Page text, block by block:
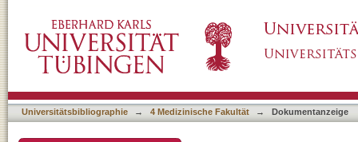
Volumetric Growth in the Tubingen
Universitätsbibliographie → 4 Medizinische Fakultät → Dokumentanzeige